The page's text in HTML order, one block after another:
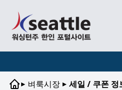
▸ 벼룩시장 ▸ 세일 / 쿠폰 정